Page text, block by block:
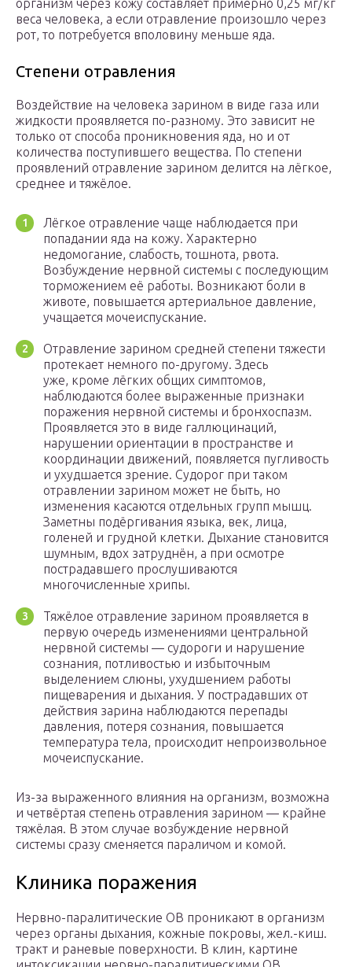
организм через кожу составляет примерно 0,25 мг/кг
веса человека, а если отравление произошло через
рот, то потребуется вполовину меньше яда.
Степени отравления
Воздействие на человека зарином в виде газа или
жидкости проявляется по-разному. Это зависит не
только от способа проникновения яда, но и от
количества поступившего вещества. По степени
проявлений отравление зарином делится на лёгкое,
среднее и тяжёлое.
Лёгкое отравление чаще наблюдается при
попадании яда на кожу. Характерно
недомогание, слабость, тошнота, рвота.
Возбуждение нервной системы с последующим
торможением её работы. Возникают боли в
животе, повышается артериальное давление,
учащается мочеиспускание.
Отравление зарином средней степени тяжести
протекает немного по-другому. Здесь
уже, кроме лёгких общих симптомов,
наблюдаются более выраженные признаки
поражения нервной системы и бронхоспазм.
Проявляется это в виде галлюцинаций,
нарушении ориентации в пространстве и
координации движений, появляется пугливость
и ухудшается зрение. Судорог при таком
отравлении зарином может не быть, но
изменения касаются отдельных групп мышц.
Заметны подёргивания языка, век, лица,
голеней и грудной клетки. Дыхание становится
шумным, вдох затруднён, а при осмотре
пострадавшего прослушиваются
многочисленные хрипы.
Тяжёлое отравление зарином проявляется в
первую очередь изменениями центральной
нервной системы — судороги и нарушение
сознания, потливостью и избыточным
выделением слюны, ухудшением работы
пищеварения и дыхания. У пострадавших от
действия зарина наблюдаются перепады
давления, потеря сознания, повышается
температура тела, происходит непроизвольное
мочеиспускание.
Из-за выраженного влияния на организм, возможна
и четвёртая степень отравления зарином — крайне
тяжёлая. В этом случае возбуждение нервной
системы сразу сменяется параличом и комой.
Клиника поражения
Нервно-паралитические ОВ проникают в организм
через органы дыхания, кожные покровы, жел.-киш.
тракт и раневые поверхности. В клин, картине